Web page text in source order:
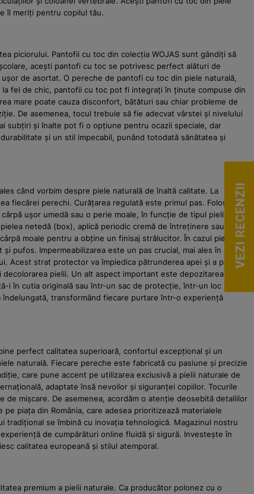
îl meriți pentru copilul tău.
piciorului. Pantofii cu toc din colecția WOJAS sunt gândiți să
acești pantofi cu toc se potrivesc perfect alături de
de asortat. O pereche de pantofi cu toc din piele naturală,
fel de chic, pantofii cu toc pot fi integrați în ținute compuse din
mare poate cauza disconfort, bătături sau chiar probleme de
De asemenea, tocul trebuie să fie adecvat vârstei și nivelului
subțiri și înalte pot fi o opțiune pentru ocazii speciale, dar
și un stil impecabil, punând totodată sănătatea și
când vorbim despre piele naturală de înaltă calitate. La
fiecărei perechi. Curățarea regulată este primul pas. Folosește
ușor umedă sau o perie moale, în funcție de tipul pielii
netedă (box), aplică periodic cremă de întreținere sau ceară
moale pentru a obține un finisaj strălucitor. În cazul pielii
pufos. Impermeabilizarea este un pas crucial, mai ales în
Acest strat protector va împiedica pătrunderea apei și a petelor.
pielii. Un alt aspect important este depozitarea.
în cutia originală sau într-un sac de protecție, într-un loc uscat
transformând fiecare purtare într-o experiență
perfect calitatea superioară, confortul excepțional și un
naturală. Fiecare pereche este fabricată cu pasiune și precizie
care pune accent pe utilizarea exclusivă a pielii naturale de
adaptate însă nevoilor și siguranței copiilor. Tocurile
mișcare. De asemenea, acordăm o atenție deosebită detaliilor
piața din România, care adesea prioritizează materialele
tradițional se îmbină cu inovația tehnologică. Magazinul nostru
de cumpărături online fluidă și sigură. Investește în
calitatea europeană și stilul atemporal.
premium a pielii naturale. Ca producător polonez cu o
VEZI RECENZII